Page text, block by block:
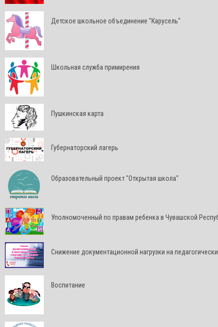
Детское школьное объединение "Карусель"
Школьная служба примирения
Пушкинская карта
Губернаторский лагерь
Образовательный проект "Открытая школа"
Уполномоченный по правам ребенка в Чувашской
Снижение документационной нагрузки на
Воспитание